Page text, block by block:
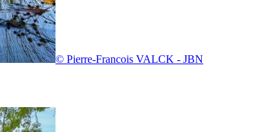
© Pierre-Francois VALCK - JBN